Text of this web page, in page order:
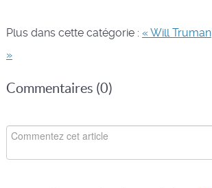
Plus dans cette catégorie : « Will Truman
»
Commentaires (0)